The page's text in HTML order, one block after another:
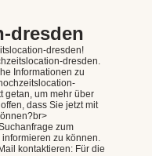
dresden
dresden!
dresden.
Informationen zu
getan, um mehr über
dass Sie jetzt mit
zum
zu können.
kontaktieren: Für die